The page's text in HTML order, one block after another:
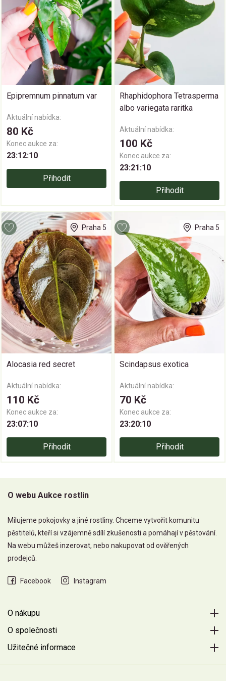
Epipremnum pinnatum var
Aktuální nabídka:
80 Kč
Konec aukce za:
23:12:09
Přihodit
Rhaphidophora Tetrasperma
albo variegata raritka
Aktuální nabídka:
100 Kč
Konec aukce za:
23:21:09
Přihodit
Praha 5
Alocasia red secret
Aktuální nabídka:
110 Kč
Konec aukce za:
23:07:09
Přihodit
Praha 5
Scindapsus exotica
Aktuální nabídka:
70 Kč
Konec aukce za:
23:20:09
Přihodit
O webu Aukce rostlin
Milujeme pokojovky a jiné rostliny. Chceme vytvořit komunitu
pěstitelů, kteří si vzájemně sdílí zkušenosti a pomáhají v pěstování.
Na webu můžeš inzerovat, nebo nakupovat od ověřených
prodejců.
Facebook Instagram
O nákupu
O společnosti
Užitečné informace